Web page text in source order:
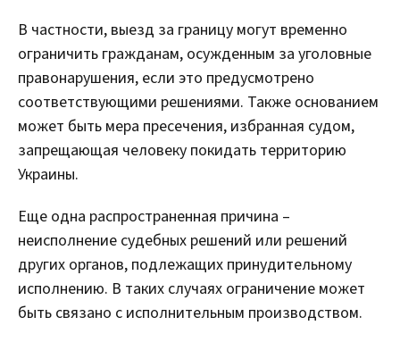
В частности, выезд за границу могут временно
ограничить гражданам, осужденным за уголовные
правонарушения, если это предусмотрено
соответствующими решениями. Также основанием
может быть мера пресечения, избранная судом,
запрещающая человеку покидать территорию
Украины.
Еще одна распространенная причина –
неисполнение судебных решений или решений
других органов, подлежащих принудительному
исполнению. В таких случаях ограничение может
быть связано с исполнительным производством.